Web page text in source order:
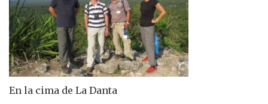
En la cima de La Danta